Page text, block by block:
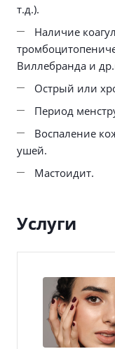
т.д.).
Наличие
Виллебранда и
Острый или
Период
Воспаление
ушей.
Мастоидит.
Услуги